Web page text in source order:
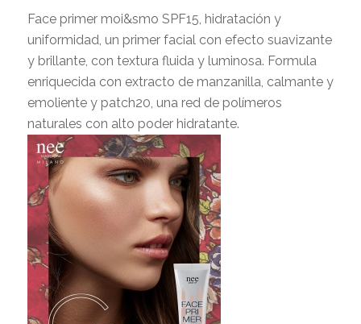
Face primer moi&smo SPF15, hidratación y
uniformidad, un primer facial con efecto suavizante
y brillante, con textura fluida y luminosa. Formula
enriquecida con extracto de manzanilla, calmante y
emoliente y patch20, una red de polímeros
naturales con alto poder hidratante.